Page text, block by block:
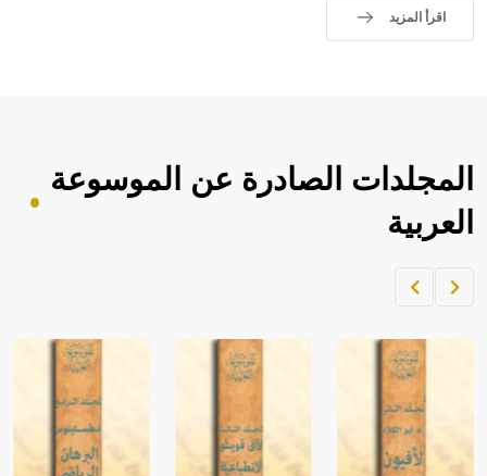
اقرأ المزيد
المجلدات الصادرة عن الموسوعة
العربية